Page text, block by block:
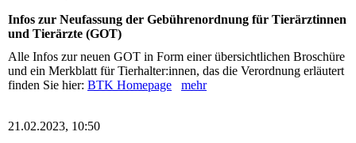
Infos zur Neufassung der Gebührenordnung für Tierärztinnen
und Tierärzte (GOT)
Alle Infos zur neuen GOT in Form einer übersichtlichen Broschüre
und ein Merkblatt für Tierhalter:innen, das die Verordnung erläutert
finden Sie hier: BTK Homepage mehr
21.02.2023, 10:50